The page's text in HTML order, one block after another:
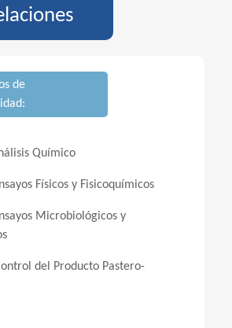
de
Químico
Físicos y Fisicoquímicos
Microbiológicos y
del Producto Pastero-